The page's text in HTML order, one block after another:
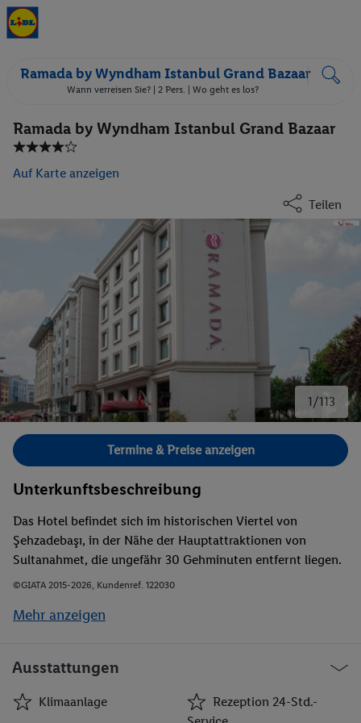
Ramada by Wyndham Istanbul Grand Bazaar
Wann verreisen Sie? | 2 Pers. | Wo geht es los?
Ramada by Wyndham Istanbul Grand Bazaar
Auf Karte anzeigen
Teilen
1/113
Bild 1 von 113.
Termine & Preise anzeigen
Unterkunftsbeschreibung
Das Hotel befindet sich im historischen Viertel von
Şehzadebaşı, in der Nähe der Hauptattraktionen von
Sultanahmet, die ungefähr 30 Gehminuten entfernt liegen.
Die Tram-Haltestelle Laleli und die Metro-Station Aksaray
Restaurants, Bars und Geschäfte in der Nähe.
©GIATA 2015-2026, Kundenref. 122030
Mehr anzeigen
Ausstattungen
Klimaanlage
Rezeption 24-Std.-